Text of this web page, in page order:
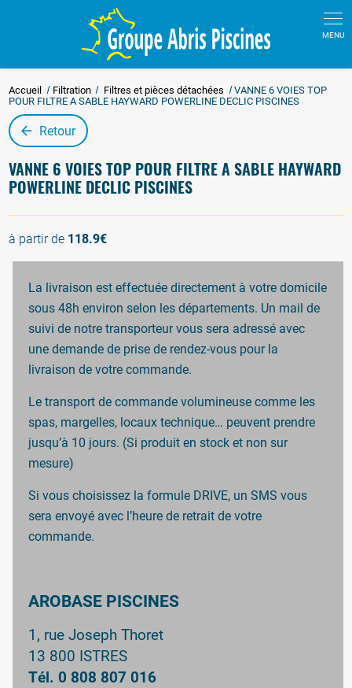
Accueil Filtration Filtres et pièces détachées VANNE 6 VOIES TOP
POUR FILTRE A SABLE HAYWARD POWERLINE DECLIC PISCINES
Retour
VANNE 6 VOIES TOP POUR FILTRE A SABLE HAYWARD
POWERLINE DECLIC PISCINES
à partir de 118.9€
La livraison est effectuée directement à votre domicile
sous 48h environ selon les départements. Un mail de
suivi de notre transporteur vous sera adressé avec
une demande de prise de rendez-vous pour la
livraison de votre commande.
Le transport de commande volumineuse comme les
spas, margelles, locaux technique… peuvent prendre
jusqu’à 10 jours. (Si produit en stock et non sur
mesure)
Si vous choisissez la formule DRIVE, un SMS vous
sera envoyé avec l’heure de retrait de votre
commande.
AROBASE PISCINES
1, rue Joseph Thoret
13 800 ISTRES
Tél. 0 808 807 016
Panneau de gestion des cookies